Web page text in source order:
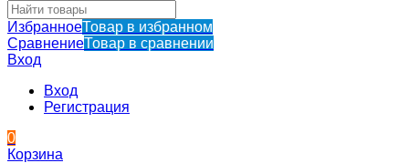
ИзбранноеТовар в избранном
СравнениеТовар в сравнении
Вход
Вход
Регистрация
0
Корзина